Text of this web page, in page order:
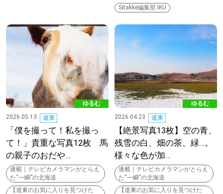
パートナーメディア Sitakkeパートナー
広告掲載
情報提供・お問い合わせ 利用規約
プライバシーポリシー
閉じる
Sitakke編集部 IKU
ゆるむ
2026.05.13
道東
「僕を撮って！私を撮っ
て！」貴重な写真12枚 馬
の親子のおだや…
連載｜テレビカメラマンがとらえ
た“一瞬”の北海道
【道東のお気に入りを見つけた
ゆるむ
2026.04.23
道東
【絶景写真13枚】空の青、
残雪の白、畑の茶、緑…。
様々な色が加…
連載｜テレビカメラマンがとらえ
た“一瞬”の北海道
【道東のお気に入りを見つけた